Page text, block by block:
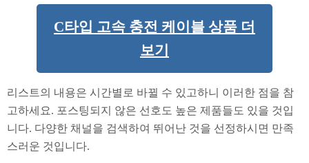
C타입 고속 충전 케이블 상품 더
보기
리스트의 내용은 시간별로 바뀔 수 있고하니 이러한 점을 참
고하세요. 포스팅되지 않은 선호도 높은 제품들도 있을 것입
니다. 다양한 채널을 검색하여 뛰어난 것을 선정하시면 만족
스러운 것입니다.